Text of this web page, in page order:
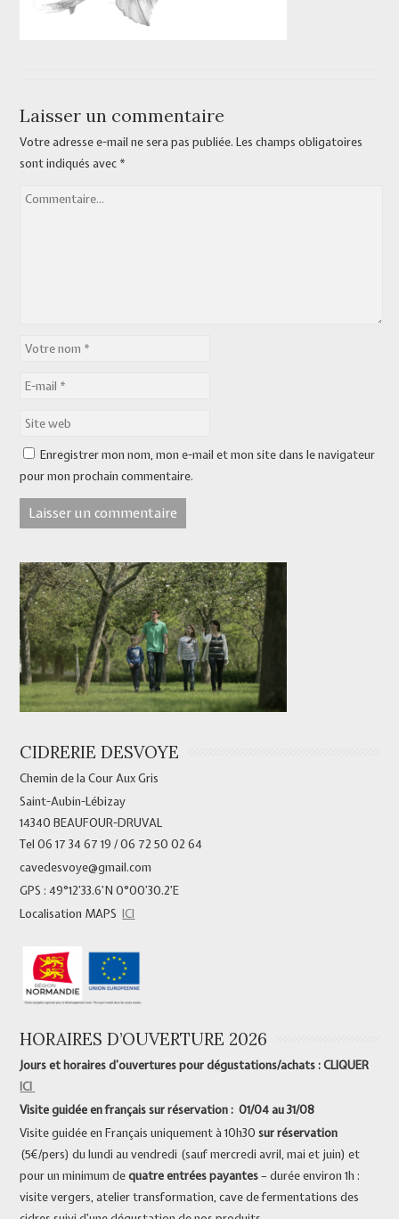
Laisser un commentaire
Votre adresse e-mail ne sera pas publiée. Les champs obligatoires
sont indiqués avec *
Enregistrer mon nom, mon e-mail et mon site dans le navigateur
pour mon prochain commentaire.
CIDRERIE DESVOYE
Chemin de la Cour Aux Gris
Saint-Aubin-Lébizay
14340 BEAUFOUR-DRUVAL
Tel 06 17 34 67 19 / 06 72 50 02 64
cavedesvoye@gmail.com
GPS : 49°12’33.6’N 0°00’30.2’E
Localisation MAPSICI
HORAIRES D’OUVERTURE 2026
Jours et horaires d’ouvertures pour dégustations/achats : CLIQUER
ICI
Visite guidée en français sur réservation : 01/04 au 31/08
Visite guidée en Français uniquement à 10h30sur réservation
(5€/pers) du lundi au vendredi (sauf mercredi avril, mai et juin) et
pour un minimum dequatre entrées payantes– durée environ 1h :
visite vergers, atelier transformation, cave de fermentations des